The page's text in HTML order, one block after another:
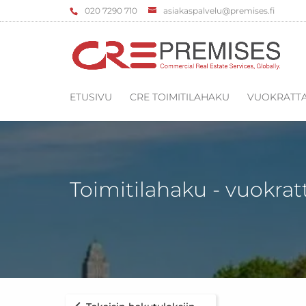
‌020 7290 710 asiakaspalvelu@premises.fi
ETUSIVU CRE TOIMITILAHAKU
Toimitilahaku -